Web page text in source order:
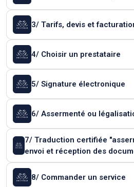
3/ Tarifs, devis et
4/ Choisir un prestataire
5/ Signature électronique
6/ Assermenté ou
7/ Traduction certifiée
envoi et réception des
8/ Commander un service